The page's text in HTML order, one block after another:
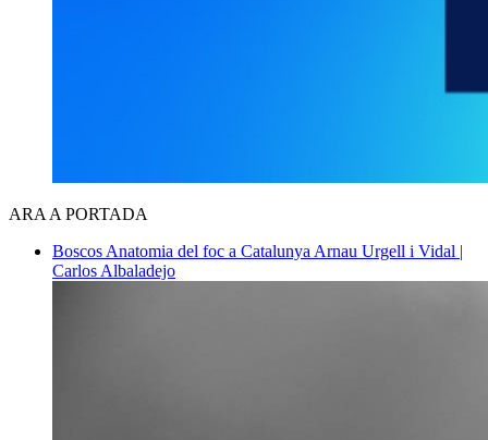
ARA A PORTADA
Boscos Anatomia del foc a Catalunya Arnau Urgell i Vidal |
Carlos Albaladejo